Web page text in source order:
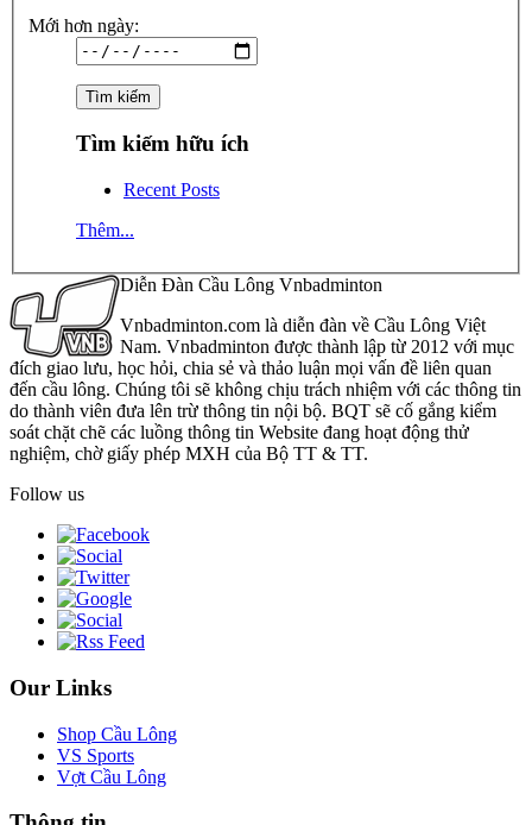
Mới hơn ngày:
Tìm kiếm hữu ích
Recent Posts
Thêm...
Diễn Đàn Cầu Lông Vnbadminton
Vnbadminton.com là diễn đàn về Cầu Lông Việt
Nam. Vnbadminton được thành lập từ 2012 với mục
đích giao lưu, học hỏi, chia sẻ và thảo luận mọi vấn đề liên quan
đến cầu lông. Chúng tôi sẽ không chịu trách nhiệm với các thông tin
do thành viên đưa lên trừ thông tin nội bộ. BQT sẽ cố gắng kiểm
soát chặt chẽ các luồng thông tin Website đang hoạt động thử
nghiệm, chờ giấy phép MXH của Bộ TT & TT.
Follow us
Our Links
Shop Cầu Lông
VS Sports
Vợt Cầu Lông